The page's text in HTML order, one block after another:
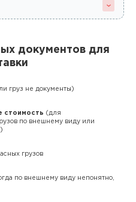
документов для
груз не документы)
стоимость (для
по внешнему виду или
грузов
по внешнему виду непонятно,